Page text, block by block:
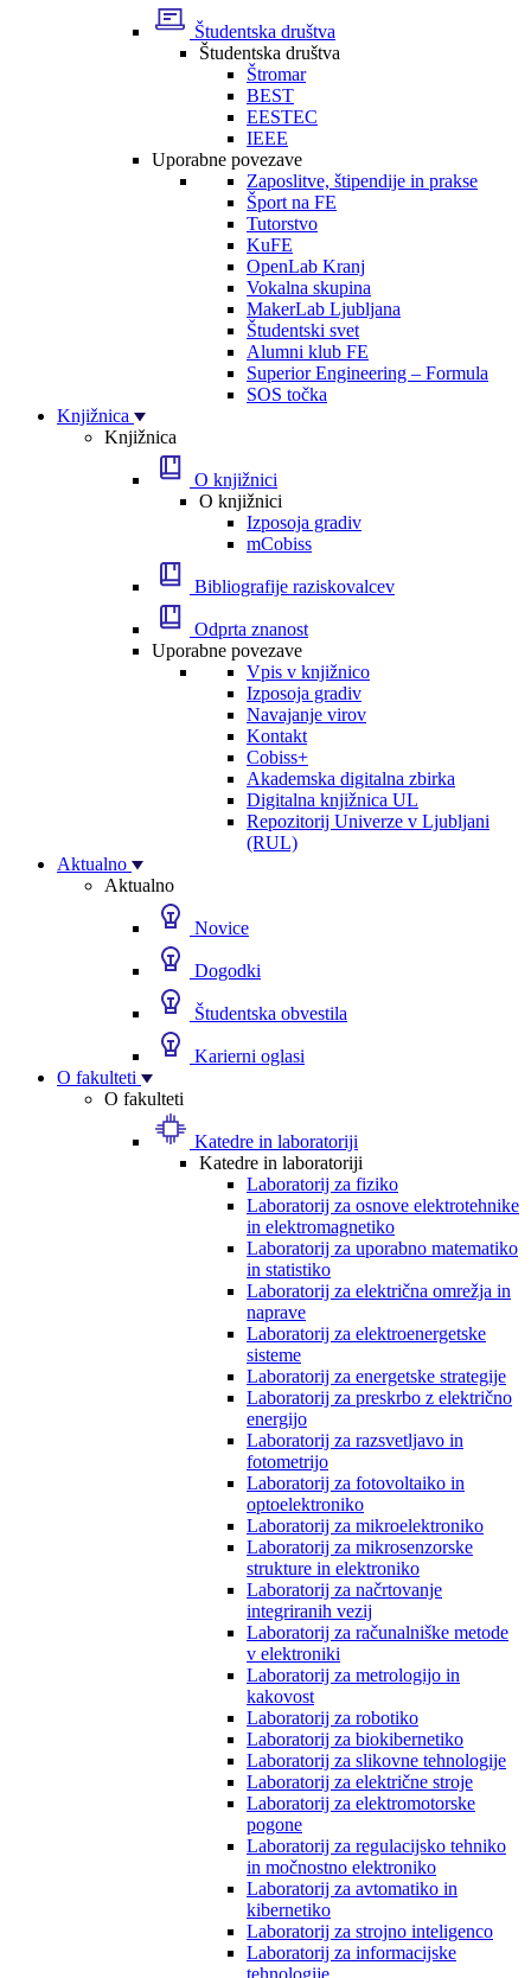
Študentska društva
Študentska društva
Štromar
BEST
EESTEC
IEEE
Uporabne povezave
Zaposlitve, štipendije in prakse
Šport na FE
Tutorstvo
KuFE
OpenLab Kranj
Vokalna skupina
MakerLab Ljubljana
Študentski svet
Alumni klub FE
Superior Engineering – Formula
SOS točka
Knjižnica
Knjižnica
O knjižnici
O knjižnici
Izposoja gradiv
mCobiss
Bibliografije raziskovalcev
Odprta znanost
Uporabne povezave
Vpis v knjižnico
Izposoja gradiv
Navajanje virov
Kontakt
Cobiss+
Akademska digitalna zbirka
Digitalna knjižnica UL
Repozitorij Univerze v Ljubljani
(RUL)
Aktualno
Aktualno
Novice
Dogodki
Študentska obvestila
Karierni oglasi
O fakulteti
O fakulteti
Katedre in laboratoriji
Katedre in laboratoriji
Laboratorij za fiziko
Laboratorij za osnove elektrotehnike
in elektromagnetiko
Laboratorij za uporabno matematiko
in statistiko
Laboratorij za električna omrežja in
naprave
Laboratorij za elektroenergetske
sisteme
Laboratorij za energetske strategije
Laboratorij za preskrbo z električno
energijo
Laboratorij za razsvetljavo in
fotometrijo
Laboratorij za fotovoltaiko in
optoelektroniko
Laboratorij za mikroelektroniko
Laboratorij za mikrosenzorske
strukture in elektroniko
Laboratorij za načrtovanje
integriranih vezij
Laboratorij za računalniške metode
v elektroniki
Laboratorij za metrologijo in
kakovost
Laboratorij za robotiko
Laboratorij za biokibernetiko
Laboratorij za slikovne tehnologije
Laboratorij za električne stroje
Laboratorij za elektromotorske
pogone
Laboratorij za regulacijsko tehniko
in močnostno elektroniko
Laboratorij za avtomatiko in
kibernetiko
Laboratorij za strojno inteligenco
Laboratorij za informacijske
tehnologije